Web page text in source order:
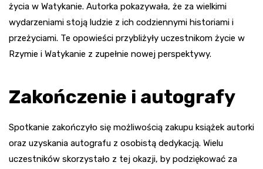
życia w Watykanie. Autorka pokazywała, że za wielkimi
wydarzeniami stoją ludzie z ich codziennymi historiami i
przeżyciami. Te opowieści przybliżyły uczestnikom życie w
Rzymie i Watykanie z zupełnie nowej perspektywy.
Zakończenie i autografy
Spotkanie zakończyło się możliwością zakupu książek autorki
oraz uzyskania autografu z osobistą dedykacją. Wielu
uczestników skorzystało z tej okazji, by podziękować za